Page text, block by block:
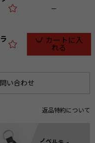
—
カートに入
れる
い合わせ
返品特約について